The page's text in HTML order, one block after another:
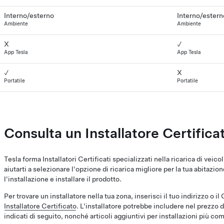
Interno/esterno
Ambiente
Interno/
Ambiente
X
App Tesla
✓
App Tesla
✓
Portatile
X
Portatile
Consulta un Installatore
Tesla forma Installatori Certificati specializzati nella ricarica di
aiutarti a selezionare l'opzione di ricarica migliore per la tua
l'installazione e installare il prodotto.
Per trovare un installatore nella tua zona, inserisci il tuo indirizzo o il
Installatore Certificato. L'installatore potrebbe includere nel prezzo
indicati di seguito, nonché articoli aggiuntivi per installazioni più